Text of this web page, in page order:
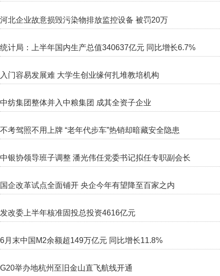
河北企业故意损毁污染物排放监控设备 被罚20万
统计局：上半年国内生产总值340637亿元 同比增长6.7%
入门容易发展难 大学生创业缘何扎堆教培机构
中纺集团整体并入中粮集团 成其全资子企业
不考驾照不用上牌 “老年代步车”热销却暗藏安全隐患
中银协领导班子调整 潘光伟任党委书记拟任专职副会长
国企改革试点全面铺开 央企今年有望降至百家之内
发改委上半年核准固投总投资4616亿元
6月末中国M2余额超149万亿元 同比增长11.8%
G20举办地杭州至旧金山直飞航线开通